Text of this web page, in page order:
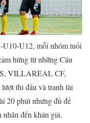
U10-U12, mỗi nhóm tuổi
hứng từ những Câu
VILLAREAL CF,
thi đấu và tranh tài
20 phút nhưng đủ để
đến khán giả.